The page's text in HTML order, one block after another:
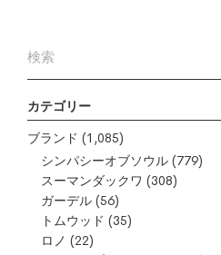
カテゴリー
ブランド (1,085)
シンパシーオブソウル (779)
スーマンダックワ (308)
ガーデル (56)
トムウッド (35)
ロノ (22)